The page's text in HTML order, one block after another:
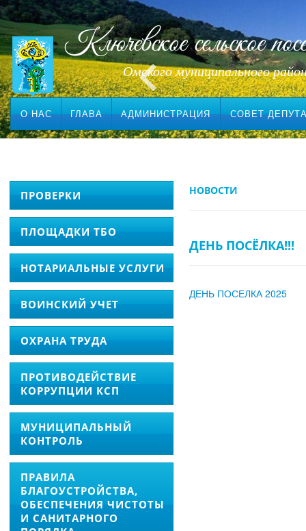
Ключевское сельское
Омского муниципального
О НАС ГЛАВА АДМИНИСТРАЦИЯ СОВЕТ
ПРОВЕРКИ
ПЛОЩАДКИ ТБО
НОТАРИАЛЬНЫЕ УСЛУГИ
ВОИНСКИЙ УЧЕТ
ОХРАНА ТРУДА
ПРОТИВОДЕЙСТВИЕ
КОРРУПЦИИ КСП
МУНИЦИПАЛЬНЫЙ
КОНТРОЛЬ
ПРАВИЛА
БЛАГОУСТРОЙСТВА,
ОБЕСПЕЧЕНИЯ ЧИСТОТЫ
И САНИТАРНОГО
НОВОСТИ
ДЕНЬ ПОСЁЛКА!!!
ДЕНЬ ПОСЕЛКА 2025